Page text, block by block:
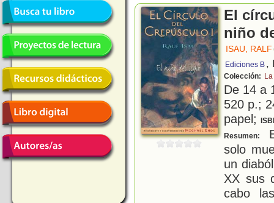
El
niño
ISAU, RALF
Ediciones B ,
Colección:
De 14 a
520 p.;
papel;
Resumen:
solo
un
XX sus
cabo